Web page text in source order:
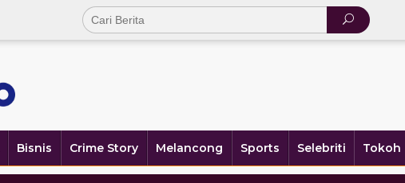
Bisnis Crime Story Melancong Sports Selebriti Tokoh